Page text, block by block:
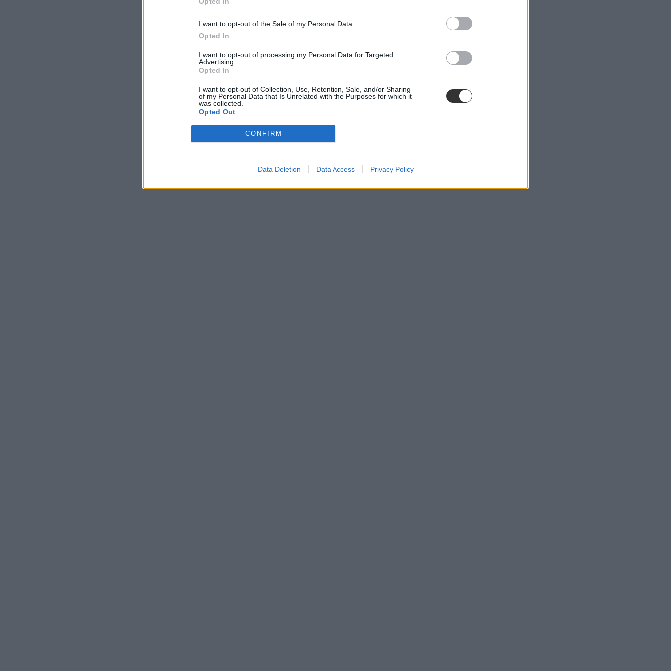
I want to opt-out of the Sale of my Personal Data.
Opted In
I want to opt-out of processing my Personal Data for Targeted
Advertising.
Opted In
I want to opt-out of Collection, Use, Retention, Sale, and/or Sharing
of my Personal Data that Is Unrelated with the Purposes for which it
was collected.
Opted Out
CONFIRM
Data Deletion Data Access Privacy Policy